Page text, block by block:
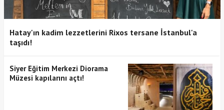
Hatay'ın kadim lezzetlerini Rixos tersane İstanbul'a
taşıdı!
Siyer Eğitim Merkezi Diorama
Müzesi kapılarını açtı!